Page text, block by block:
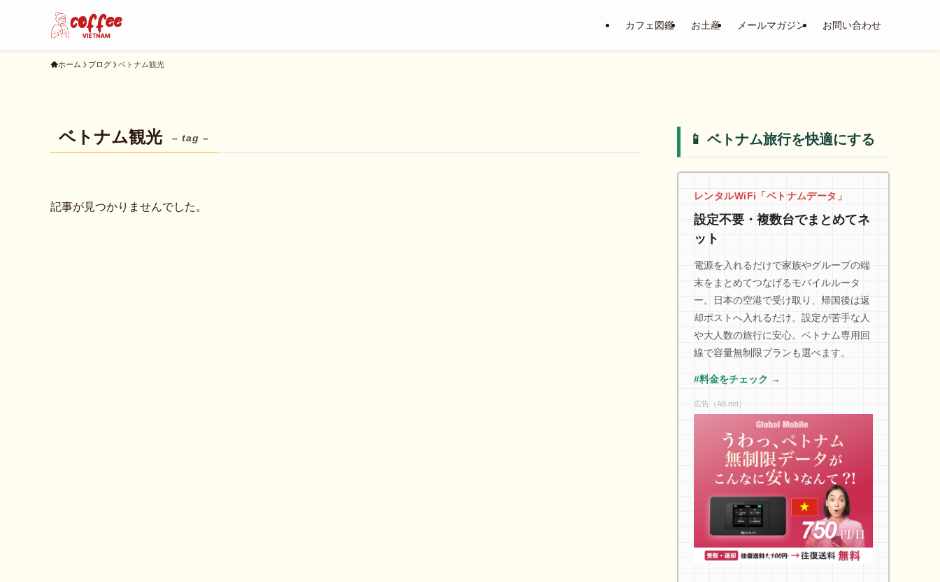
カフェ図鑑 お土産 メールマガジン お問い合わせ
ホーム ブログ ベトナム観光
ベトナム観光 – tag –
記事が見つかりませんでした。
📱 ベトナム旅行を快適にする
レンタルWiFi「ベトナムデータ」
設定不要・複数台でまとめてネ
ット
電源を入れるだけで家族やグループの端
末をまとめてつなげるモバイルルータ
ー。日本の空港で受け取り、帰国後は返
却ポストへ入れるだけ。設定が苦手な人
や大人数の旅行に安心。ベトナム専用回
線で容量無制限プランも選べます。
#料金をチェック →
広告（A8.net）